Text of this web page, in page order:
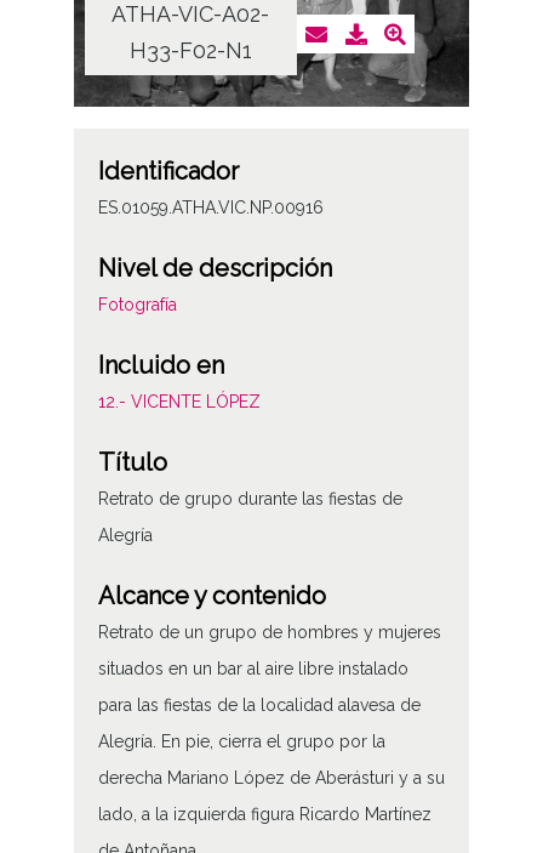
ATHA-VIC-A02-
H33-F02-N1
Identificador
ES.01059.ATHA.VIC.NP.00916
Nivel de descripción
Fotografía
Incluido en
12.- VICENTE LÓPEZ
Título
Retrato de grupo durante las fiestas de
Alegría
Alcance y contenido
Retrato de un grupo de hombres y mujeres
situados en un bar al aire libre instalado
para las fiestas de la localidad alavesa de
Alegría. En pie, cierra el grupo por la
derecha Mariano López de Aberásturi y a su
lado, a la izquierda figura Ricardo Martínez